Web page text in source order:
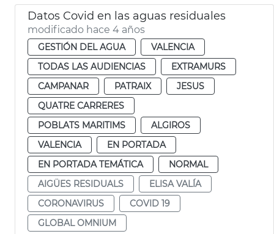
Datos Covid en las aguas residuales
modificado hace 4 años
GESTIÓN DEL AGUA
VALENCIA
TODAS LAS AUDIENCIAS
EXTRAMURS
CAMPANAR
PATRAIX
JESUS
QUATRE CARRERES
POBLATS MARITIMS
ALGIROS
VALENCIA
EN PORTADA
EN PORTADA TEMÁTICA
NORMAL
AIGÜES RESIDUALS
ELISA VALÍA
CORONAVIRUS
COVID 19
GLOBAL OMNIUM